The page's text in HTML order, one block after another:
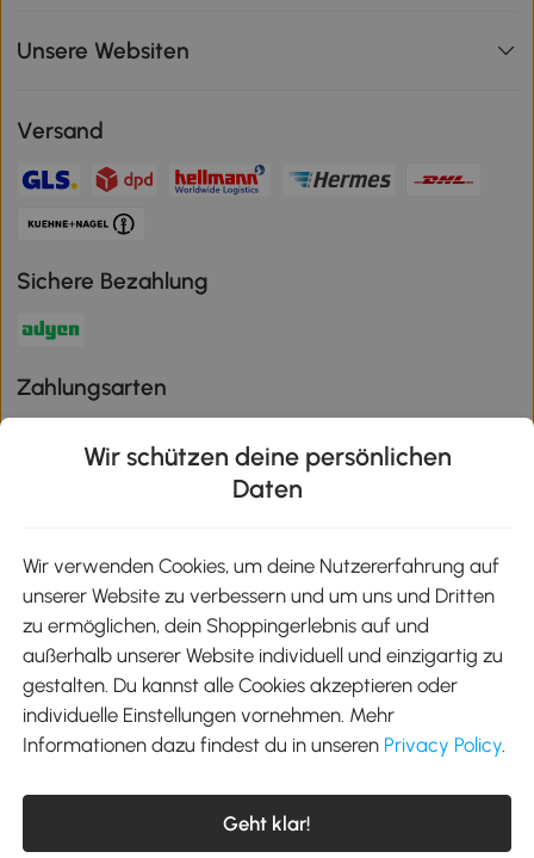
Unsere Websiten
Versand
Sichere Bezahlung
Zahlungsarten
Aosom-App
Google Play
Tel.: +49 40 87408465
kontakt@aosom.de
Telefonservice Mo.-Fr. 9:00-17:30 Uhr
Wir schützen deine persönlichen
Daten
Wir verwenden Cookies, um deine Nutzererfahrung auf
unserer Website zu verbessern und um uns und Dritten
zu ermöglichen, dein Shoppingerlebnis auf und
außerhalb unserer Website individuell und einzigartig zu
gestalten. Du kannst alle Cookies akzeptieren oder
individuelle Einstellungen vornehmen. Mehr
Informationen dazu findest du in unseren Privacy Policy.
Geht klar!